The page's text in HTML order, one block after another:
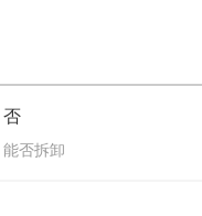
否
能否拆卸